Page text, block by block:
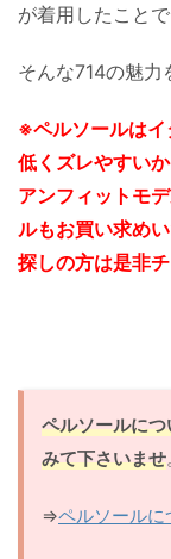
が着用したこと
そんな714の魅力
※ペルソールはイ
低くズレやすい
アンフィットモ
ルもお買い求め
探しの方は是非
ペルソールに
みて下さいませ
⇒ペルソールに